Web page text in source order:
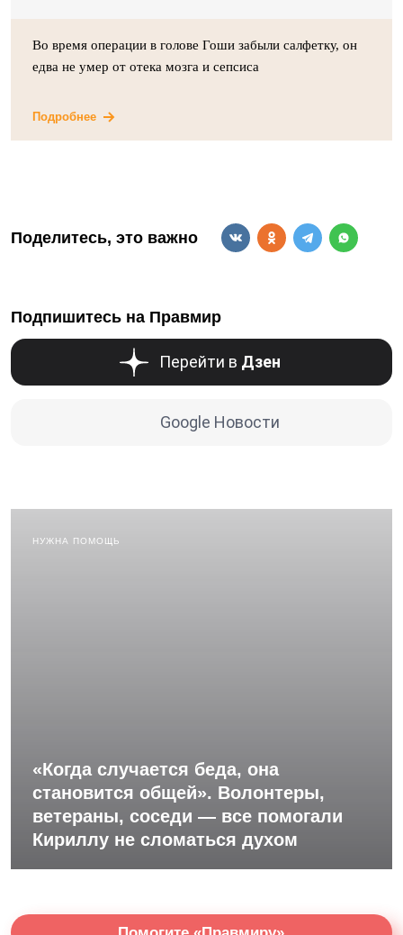
Во время операции в голове Гоши забыли салфетку, он
едва не умер от отека мозга и сепсиса
Подробнее
Поделитесь, это важно
Подпишитесь на Правмир
Перейти в Дзен
Google Новости
НУЖНА ПОМОЩЬ
«Когда случается беда, она
становится общей». Волонтеры,
ветераны, соседи — все помогали
Кириллу не сломаться духом